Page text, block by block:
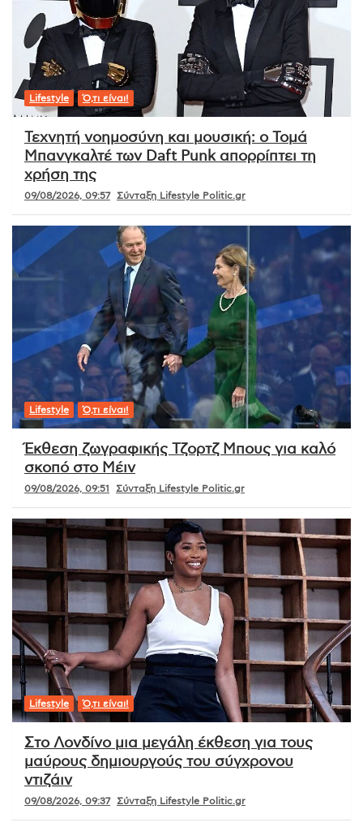
Lifestyle Ό,τι είναι!
Τεχνητή νοημοσύνη και μουσική: ο Τομά
Μπανγκαλτέ των Daft Punk απορρίπτει τη
χρήση της
09/08/2026, 09:57 Σύνταξη Lifestyle Politic.gr
Lifestyle Ό,τι είναι!
Έκθεση ζωγραφικής Τζορτζ Μπους για καλό
σκοπό στο Μέιν
09/08/2026, 09:51 Σύνταξη Lifestyle Politic.gr
Lifestyle Ό,τι είναι!
Στο Λονδίνο μια μεγάλη έκθεση για τους
μαύρους δημιουργούς του σύγχρονου
ντιζάιν
09/08/2026, 09:37 Σύνταξη Lifestyle Politic.gr